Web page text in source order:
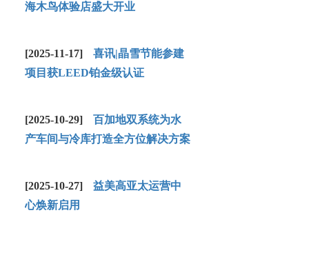
海木鸟体验店盛大开业
[2025-11-17]
喜讯|晶雪节能参建
项目获LEED铂金级认证
[2025-10-29]
百加地双系统为水
产车间与冷库打造全方位解决方案
[2025-10-27]
益美高亚太运营中
心焕新启用